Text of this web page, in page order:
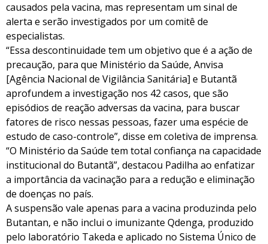
causados pela vacina, mas representam um sinal de
alerta e serão investigados por um comitê de
especialistas.
“Essa descontinuidade tem um objetivo que é a ação de
precaução, para que Ministério da Saúde, Anvisa
[Agência Nacional de Vigilância Sanitária] e Butantã
aprofundem a investigação nos 42 casos, que são
episódios de reação adversas da vacina, para buscar
fatores de risco nessas pessoas, fazer uma espécie de
estudo de caso-controle”, disse em coletiva de imprensa.
“O Ministério da Saúde tem total confiança na capacidade
institucional do Butantã”, destacou Padilha ao enfatizar
a importância da vacinação para a redução e eliminação
de doenças no país.
A suspensão vale apenas para a vacina produzinda pelo
Butantan, e não inclui o imunizante Qdenga, produzido
pelo laboratório Takeda e aplicado no Sistema Único de